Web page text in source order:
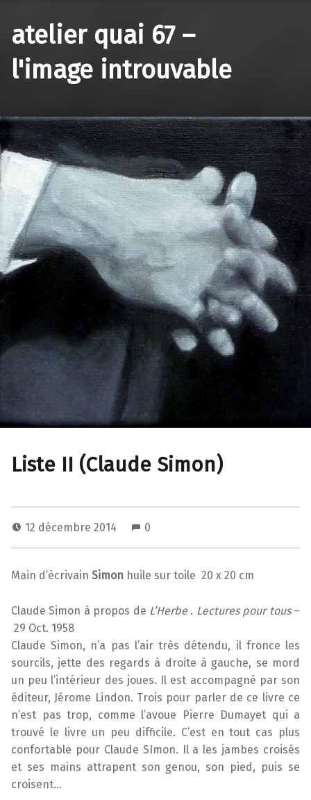
atelier quai 67 –
l'image introuvable
Liste II (Claude Simon)
12 décembre 2014 0
Main d’écrivain Simon huile sur toile 20 x 20 cm
Claude Simon à propos de L’Herbe . Lectures pour tous–
29 Oct. 1958
Claude Simon, n’a pas l’air très détendu, il fronce les
sourcils, jette des regards à droite à gauche, se mord
un peu l’intérieur des joues. Il est accompagné par son
éditeur, Jérome Lindon. Trois pour parler de ce livre ce
n’est pas trop, comme l’avoue Pierre Dumayet qui a
trouvé le livre un peu difficile. C’est en tout cas plus
confortable pour Claude SImon. Il a les jambes croisés
et ses mains attrapent son genou, son pied, puis se
croisent…